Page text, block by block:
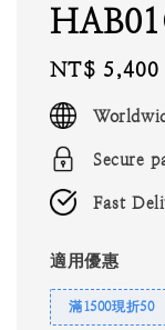
Regular
price
NT$ 5,400
Secure
Fast
適用優惠
滿1500現折50